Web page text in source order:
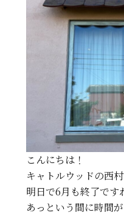
こんにちは！
キャトルウッドの西
明日で6月も終了です
あっという間に時間が